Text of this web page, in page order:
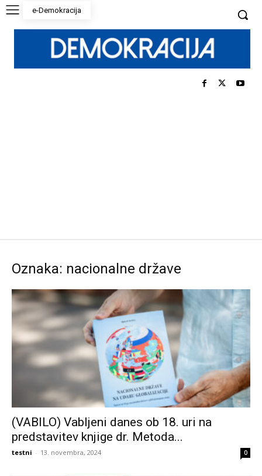
e-Demokracija
Oznaka: nacionalne države
(VABILO) Vabljeni danes ob 18. uri na
predstavitev knjige dr. Metoda...
testni - 13. novembra, 2024 0